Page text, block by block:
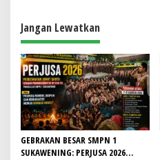
s
MULTIMEDIA
Jangan Lewatkan
GEBRAKAN BESAR SMPN 1
SUKAWENING: PERJUSA 2026